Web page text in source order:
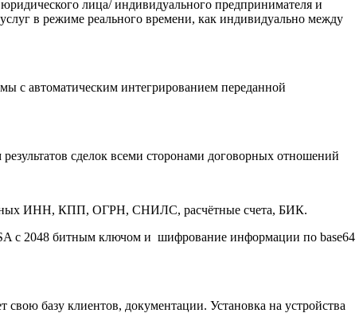
лица/ индивидуального предпринимателя и
в режиме реального времени, как индивидуально между
с автоматическим интегрированием переданной
сделок всеми сторонами договорных отношений
ИНН, КПП, ОГРН, СНИЛС, расчётные счета, БИК.
с 2048 битным ключом и шифрование информации по base64
базу клиентов, документации. Установка на устройства